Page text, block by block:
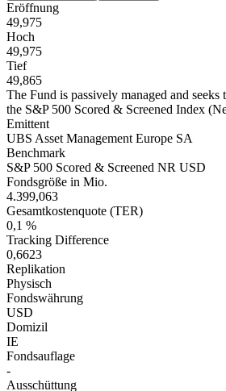
Eröffnung
49,975
Hoch
49,975
Tief
49,865
The Fund is passively managed and
the S&P 500 Scored & Screened Index
Emittent
UBS Asset Management Europe SA
Benchmark
S&P 500 Scored & Screened NR USD
Fondsgröße in Mio.
4.399,063
Gesamtkostenquote (TER)
0,1 %
Tracking Difference
0,6623
Replikation
Physisch
Fondswährung
USD
Domizil
IE
Fondsauflage
-
Ausschüttung